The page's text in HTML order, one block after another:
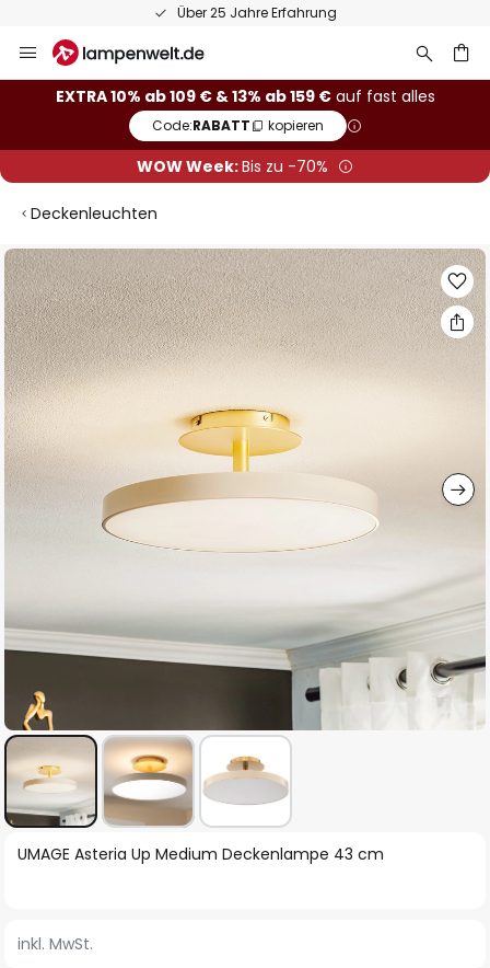
Über 25 Jahre Erfahrung
Inhalt
springen
EXTRA 10% ab 109 € & 13% ab 159 €auf fast alles
Code:RABATT kopieren
WOW Week:Bis zu -70%
Deckenleuchten
Zum
Ende
der
Bildgalerie
springen
Zum
springen
UMAGE Asteria Up Medium Deckenlampe 43 cm
inkl. MwSt.